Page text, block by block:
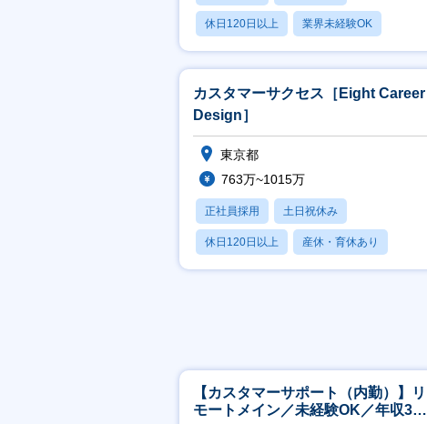
休日120日以上 業界未経験OK
産休・育休あり
カスタマーサクセス［Eight Career
Design］
東京都
763万~1015万
正社員採用 土日祝休み
休日120日以上 産休・育休あり
月残業20時間以内
【カスタマーサポート（内勤）】リ
モートメイン／未経験OK／年収340